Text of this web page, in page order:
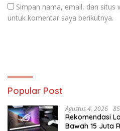
Simpan nama, email, dan situs
untuk komentar saya berikutnya.
Popular Post
Agustus 4, 2026
Rekomendasi
Bawah 15 Juta